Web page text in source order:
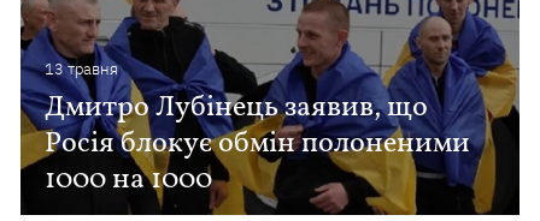
13 травня
Дмитро Лубінець заявив, що
Росія блокує обмін полоненими
1000 на 1000